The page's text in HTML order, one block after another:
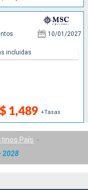
10/01/2027
1,489 +Tasas
incluidas
País
2028